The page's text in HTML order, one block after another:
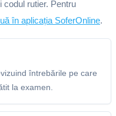
codul rutier. Pentru
în aplicația SoferOnline.
întrebările pe care
la examen.